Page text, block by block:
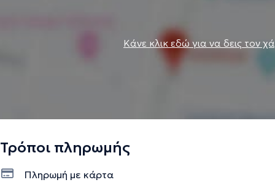
Κάνε κλικ εδώ για να δεις τον
Τρόποι πληρωμής
Πληρωμή με κάρτα